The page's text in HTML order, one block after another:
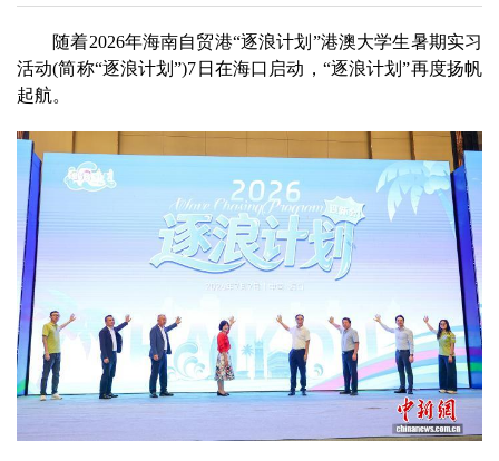
综合 深度 专题 实用信息
招聘信息
随着2026年海南自贸港“逐浪计划”港澳大学生暑期实习
活动(简称“逐浪计划”)7日在海口启动，“逐浪计划”再度扬帆
起航。